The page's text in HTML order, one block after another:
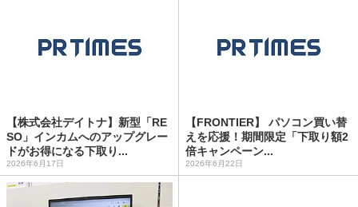
【株式会社デイトナ】新型「RE
SO」インカムへのアップグレー
ドがお得になる下取り...
2026年6月17日
【FRONTIER】 パソコン買い替
えを応援！期間限定「下取り額2
倍キャンペーン...
2026年6月22日